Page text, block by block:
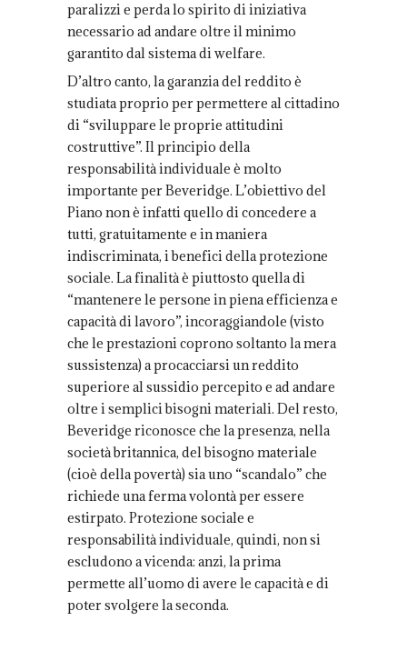
paralizzi e perda lo spirito di iniziativa
necessario ad andare oltre il minimo
garantito dal sistema di welfare.
D’altro canto, la garanzia del reddito è
studiata proprio per permettere al cittadino
di “sviluppare le proprie attitudini
costruttive”. Il principio della
responsabilità individuale è molto
importante per Beveridge. L’obiettivo del
Piano non è infatti quello di concedere a
tutti, gratuitamente e in maniera
indiscriminata, i benefici della protezione
sociale. La finalità è piuttosto quella di
“mantenere le persone in piena efficienza e
capacità di lavoro”, incoraggiandole (visto
che le prestazioni coprono soltanto la mera
sussistenza) a procacciarsi un reddito
superiore al sussidio percepito e ad andare
oltre i semplici bisogni materiali. Del resto,
Beveridge riconosce che la presenza, nella
società britannica, del bisogno materiale
(cioè della povertà) sia uno “scandalo” che
richiede una ferma volontà per essere
estirpato. Protezione sociale e
responsabilità individuale, quindi, non si
escludono a vicenda: anzi, la prima
permette all’uomo di avere le capacità e di
poter svolgere la seconda.